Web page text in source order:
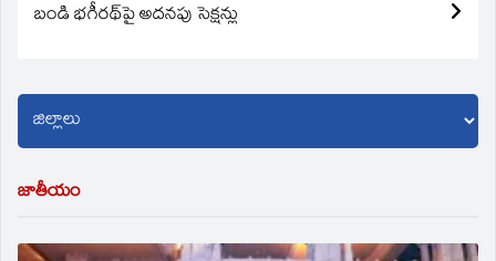
బండి భగీరథ్‌పై అదనపు సెక్షన్లు
జాతీయం